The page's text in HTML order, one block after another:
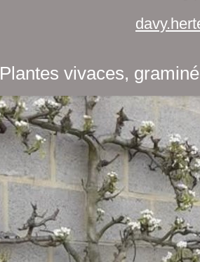
Plantes vivaces,